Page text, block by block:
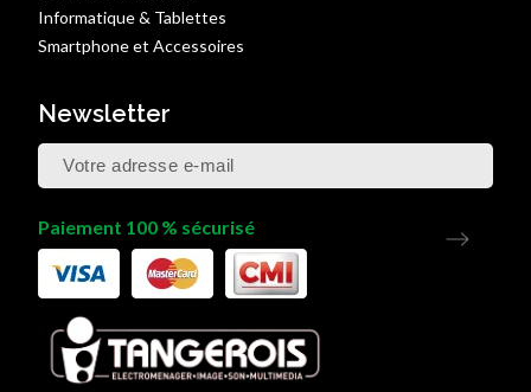
Informatique & Tablettes
Smartphone et Accessoires
Newsletter
Paiement 100 % sécurisé